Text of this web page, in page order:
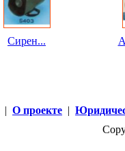
Сирен...
| О проекте |